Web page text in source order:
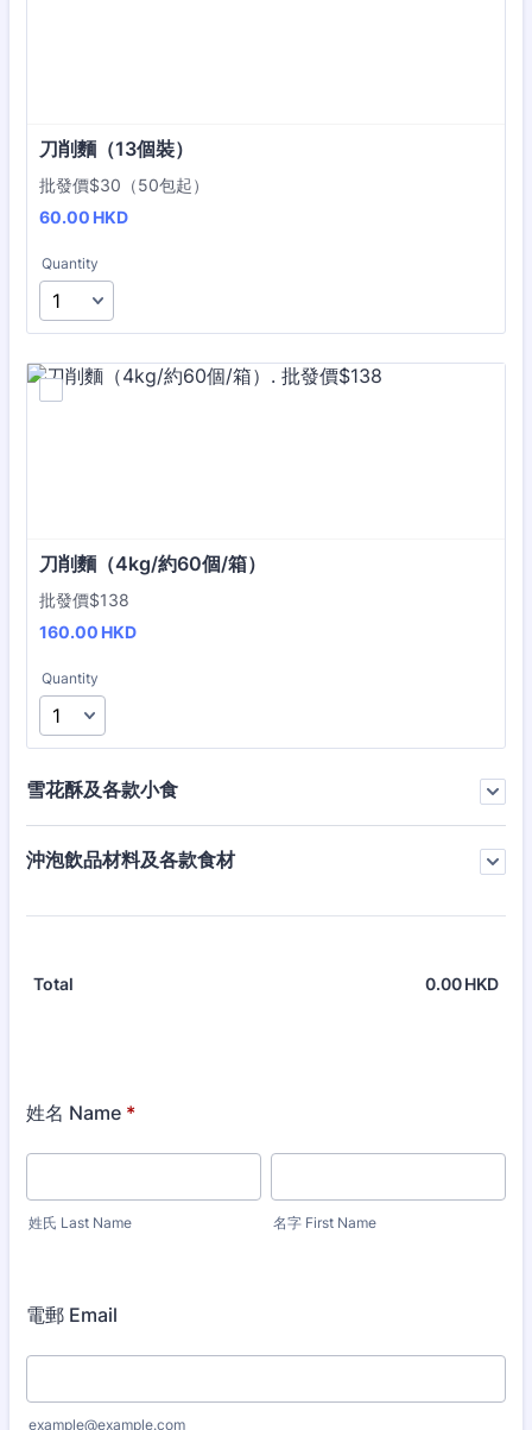
刀削麵（13個裝）
批發價$30（50包起）
60.00 HKD
60.00 HKD
Quantity
刀削麵（4kg/約60個/箱）
批發價$138
160.00 HKD
160.00 HKD
Quantity
雪花酥及各款小食
沖泡飲品材料及各款食材
Total 0.00HKD
姓名 Name *
姓氏 Last Name 名字 First Name
電郵 Email
example@example.com